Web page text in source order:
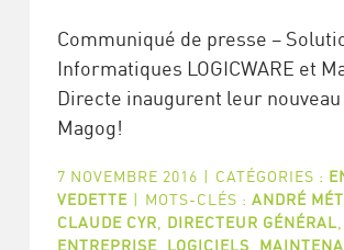
Communiqué de presse –
Informatiques LOGICWARE et
Directe inaugurent leur nouveau
Magog!
7 NOVEMBRE 2016 | CATÉGORIES :
VEDETTE | MOTS-CLÉS : ANDRÉ
CLAUDE CYR
DIRECTEUR GÉNÉRAL
ENTREPRISE, LOGICIELS